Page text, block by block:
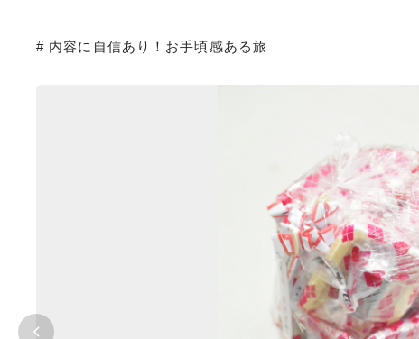
# 内容に自信あり！お手頃感ある旅